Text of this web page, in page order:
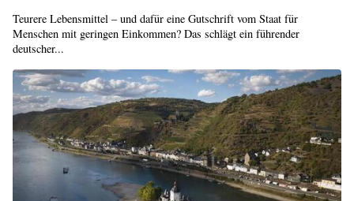
Teurere Lebensmittel – und dafür eine Gutschrift vom Staat für
Menschen mit geringen Einkommen? Das schlägt ein führender
deutscher...